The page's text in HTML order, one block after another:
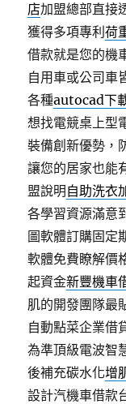
店加盟總部直接
獲得多項專利荷
借款就是您的機
自用車或公司車
各種autocad下
想找電競桌上型
裝備創新優勢，
讓您的居家也能
盟說明 自助洗衣
各學習資源滿意
圖軟體訂購固定
軟體免費瞭解價
起資金新豐機車
肌的開發團隊最
自動點菜企業借
為準頂級電波智
後補充碳水化增
設計汽機車借款